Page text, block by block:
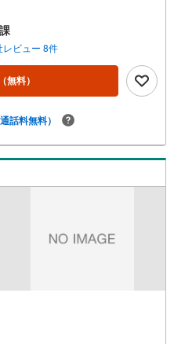
せずにお過ごし頂けます。■ テ
オウチ時間で人生を豊かにする
て、家族との時間も増えて幸せ
のご相談承ります。■住まい選
す。現地の空気や雰囲気を感じ
フまでお問合せくださいませ。■
リングも大切です。現地の空気
かせてください！■ ご来店時に
ざいます。詳しくは営業スタッ
せ！■周辺の教育施設やスーパ
報、災害情報等がわかる「物件
物件と併せてご案内もOK-ご自
もOK-当日見学もOKです!!
レビュー 8件
（無料）
通話料無料）